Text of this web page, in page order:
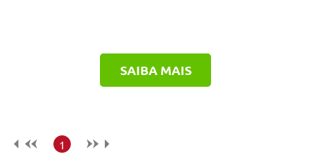
SAIBA MAIS
1